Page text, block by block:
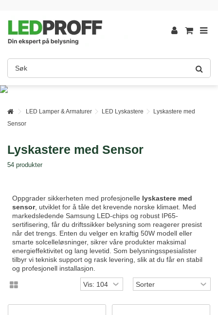
LED Lamper & Armaturer LED Lyskastere
Lyskastere med
Sensor
Lyskastere med Sensor
54 produkter
Oppgrader sikkerheten med profesjonelle lyskastere med
sensor, utviklet for å tåle det krevende norske klimaet. Med
markedsledende Samsung LED-chips og robust IP65-
sertifisering, får du driftssikker belysning som reagerer presist
når det trengs. Enten du velger en kraftig 50W modell eller
smarte solcelleløsninger, sikrer våre produkter maksimal
energieffektivitet og lang levetid. Som belysningsspesialister
tilbyr vi teknisk support og rask levering, slik at du får en stabil
og profesjonell installasjon.